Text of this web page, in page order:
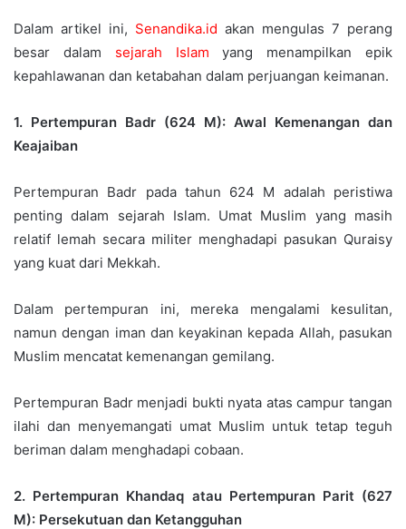
Dalam artikel ini, Senandika.id akan mengulas 7 perang
besar dalam sejarah Islam yang menampilkan epik
kepahlawanan dan ketabahan dalam perjuangan keimanan.
1. Pertempuran Badr (624 M): Awal Kemenangan dan
Keajaiban
Pertempuran Badr pada tahun 624 M adalah peristiwa
penting dalam sejarah Islam. Umat Muslim yang masih
relatif lemah secara militer menghadapi pasukan Quraisy
yang kuat dari Mekkah.
Dalam pertempuran ini, mereka mengalami kesulitan,
namun dengan iman dan keyakinan kepada Allah, pasukan
Muslim mencatat kemenangan gemilang.
Pertempuran Badr menjadi bukti nyata atas campur tangan
ilahi dan menyemangati umat Muslim untuk tetap teguh
beriman dalam menghadapi cobaan.
2. Pertempuran Khandaq atau Pertempuran Parit (627
M): Persekutuan dan Ketangguhan